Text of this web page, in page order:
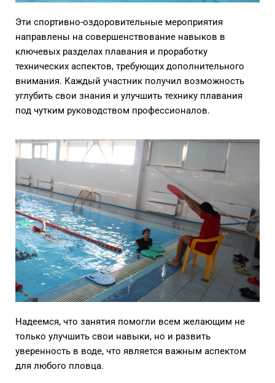
Эти спортивно-оздоровительные мероприятия
направлены на совершенствование навыков в
ключевых разделах плавания и проработку
технических аспектов, требующих дополнительного
внимания. Каждый участник получил возможность
углубить свои знания и улучшить технику плавания
под чутким руководством профессионалов.
Надеемся, что занятия помогли всем желающим не
только улучшить свои навыки, но и развить
уверенность в воде, что является важным аспектом
для любого пловца.